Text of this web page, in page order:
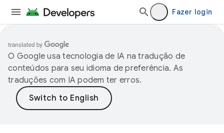
Fazer login
O Google usa tecnologia de IA na tradução de
conteúdos para seu idioma de preferência. As
traduções com IA podem ter erros.